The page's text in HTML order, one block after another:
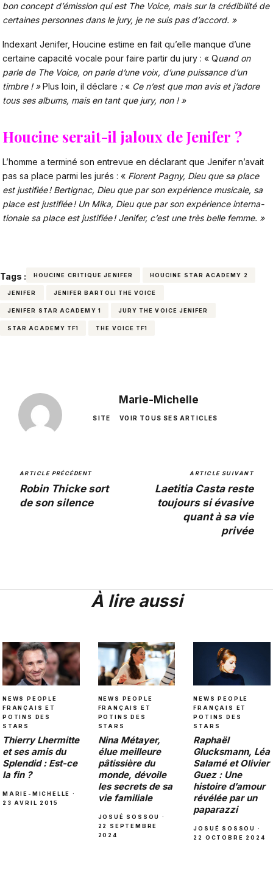
bon concept d’émission qui est The Voice, mais sur la crédibilité de
certaines personnes dans le jury, je ne suis pas d’accord. »
Indexant Jenifer, Houcine estime en fait qu’elle manque d’une
certaine capacité vocale pour faire partir du jury : « Quand on
parle de The Voice, on parle d’une voix, d’une puissance d’un
timbre ! »Plus loin, il déclare :« Ce n’est que mon avis et j’adore
tous ses albums, mais en tant que jury, non ! »
Houcine serait-il jaloux de Jenifer ?
L’homme a terminé son entrevue en déclarant que Jenifer n’avait
pas sa place parmi les jurés : « Florent Pagny, Dieu que sa place
est justi­fiée! Berti­gnac, Dieu que par son expérience musi­cale, sa
place est justi­fiée! Un Mika, Dieu que par son expé­rience inter­na­
tio­nale sa place est justi­fiée! Jeni­fer, c’est une très belle femme. »
Tags : HOUCINE CRITIQUE JENIFER HOUCINE STAR ACADEMY 2
JENIFER JENIFER BARTOLI THE VOICE
JENIFER STAR ACADEMY 1 JURY THE VOICE JENIFER
STAR ACADEMY TF1 THE VOICE TF1
Marie-Michelle
SITE VOIR TOUS SES ARTICLES
ARTICLE PRÉCÉDENT
Robin Thicke sort
de son silence
ARTICLE SUIVANT
Laetitia Casta reste
toujours si évasive
quant à sa vie
privée
À lire aussi
NEWS PEOPLE
FRANÇAIS ET
POTINS DES
STARS
Thierry Lhermitte
et ses amis du
Splendid : Est-ce
la fin ?
MARIE-MICHELLE ·
23 AVRIL 2015
NEWS PEOPLE
FRANÇAIS ET
POTINS DES
STARS
Nina Métayer,
élue meilleure
pâtissière du
monde, dévoile
les secrets de sa
vie familiale
JOSUÉ SOSSOU ·
22 SEPTEMBRE
2024
NEWS PEOPLE
FRANÇAIS ET
POTINS DES
STARS
Raphaël
Glucksmann, Léa
Salamé et Olivier
Guez : Une
histoire d’amour
révélée par un
paparazzi
JOSUÉ SOSSOU ·
22 OCTOBRE 2024